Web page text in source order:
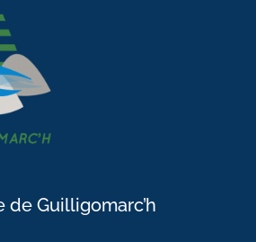
de Guilligomarc’h